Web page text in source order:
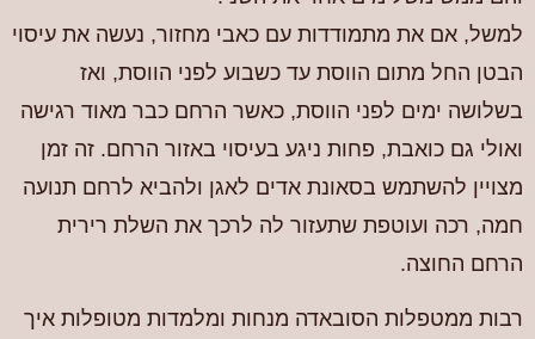
למשל, אם את מתמודדות עם כאבי מחזור, נעשה את עיסוי
הבטן החל מתום הווסת עד כשבוע לפני הווסת, ואז
בשלושה ימים לפני הווסת, כאשר הרחם כבר מאוד רגישה
ואולי גם כואבת, פחות ניגע בעיסוי באזור הרחם. זה זמן
מצויין להשתמש בסאונת אדים לאגן ולהביא לרחם תנועה
חמה, רכה ועוטפת שתעזור לה לרכך את השלת רירית
הרחם החוצה.
רבות ממטפלות הסובאדה מנחות ומלמדות מטופלות איך